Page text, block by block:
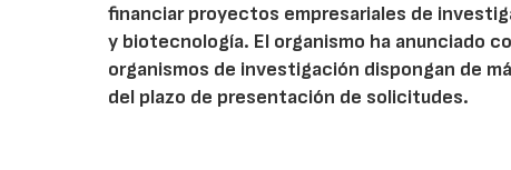
financiar proyectos empresariales de
y biotecnología. El organismo ha anunciado
organismos de investigación dispongan de
del plazo de presentación de solicitudes.